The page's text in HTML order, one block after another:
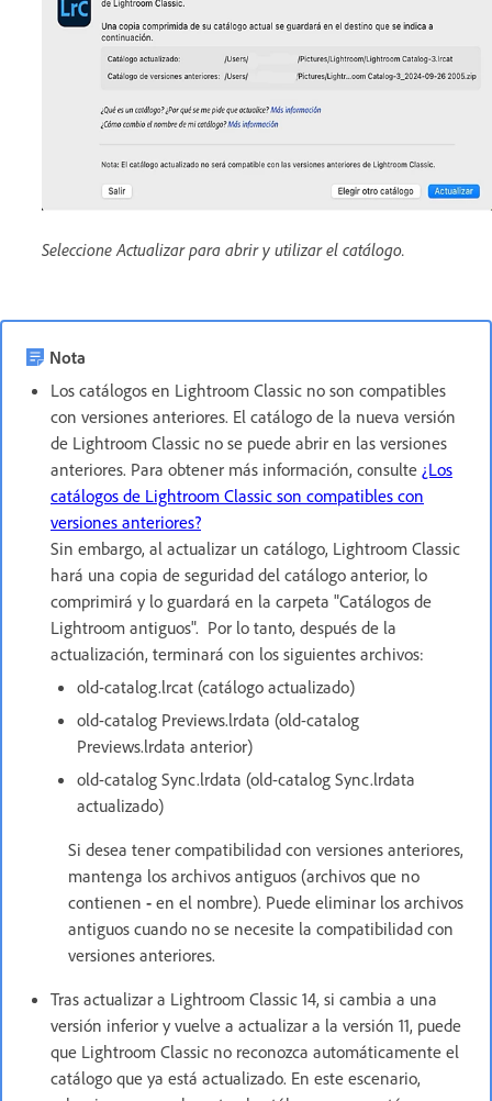
Seleccione Actualizar para abrir y utilizar el catálogo.
Nota
Los catálogos en Lightroom Classic no son compatibles
con versiones anteriores. El catálogo de la nueva versión
de Lightroom Classic no se puede abrir en las versiones
anteriores. Para obtener más información, consulte ¿Los
catálogos de Lightroom Classic son compatibles con
versiones anteriores?
Sin embargo, al actualizar un catálogo, Lightroom Classic
hará una copia de seguridad del catálogo anterior, lo
comprimirá y lo guardará en la carpeta "Catálogos de
Lightroom antiguos". Por lo tanto, después de la
actualización, terminará con los siguientes archivos:
old-catalog.lrcat (catálogo actualizado)
old-catalog Previews.lrdata (old-catalog
Previews.lrdata anterior)
old-catalog Sync.lrdata (old-catalog Sync.lrdata
actualizado)
Si desea tener compatibilidad con versiones anteriores,
mantenga los archivos antiguos (archivos que no
contienen - en el nombre). Puede eliminar los archivos
antiguos cuando no se necesite la compatibilidad con
versiones anteriores.
Tras actualizar a Lightroom Classic 14, si cambia a una
versión inferior y vuelve a actualizar a la versión 11, puede
que Lightroom Classic no reconozca automáticamente el
catálogo que ya está actualizado. En este escenario,